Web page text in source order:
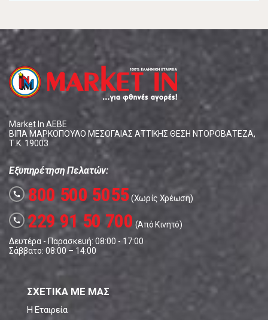
Market In ΑΕΒΕ
ΒΙΠΑ ΜΑΡΚΟΠΟΥΛΟ ΜΕΣΟΓΑΙΑΣ ΑΤΤΙΚΗΣ ΘΕΣΗ ΝΤΟΡΟΒΑΤΕΖΑ,
Τ.Κ. 19003
Εξυπηρέτηση Πελατών:
call 800 500 5055(Χωρίς Χρέωση)
call 229 91 50 700 (Από Κινητό)
Δευτέρα - Παρασκευή: 08:00 - 17:00
Σάββατο: 08:00 – 14:00
ΣΧΕΤΙΚΑ ΜΕ ΜΑΣ
Η Εταιρεία